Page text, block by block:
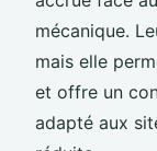
mécanique.
mais elle
et offre un
adapté aux